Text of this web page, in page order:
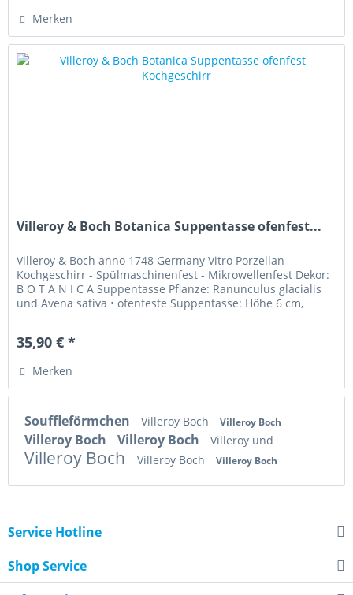
Merken
Villeroy & Boch Botanica Suppentasse ofenfest...
Villeroy & Boch anno 1748 Germany Vitro Porzellan -
Kochgeschirr - Spülmaschinenfest - Mikrowellenfest Dekor:
B O T A N I C A Suppentasse Pflanze: Ranunculus glacialis
und Avena sativa • ofenfeste Suppentasse: Höhe 6 cm,
35,90 € *
Merken
Souffleförmchen Villeroy Boch Villeroy Boch
Villeroy Boch Villeroy Boch Villeroy und
Villeroy Boch Villeroy Boch Villeroy Boch
Service Hotline
Shop Service